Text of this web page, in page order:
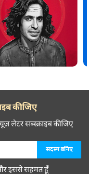
कीजिए
लेटर सब्स्क्राइब कीजिए
इससे सहमत हूँ